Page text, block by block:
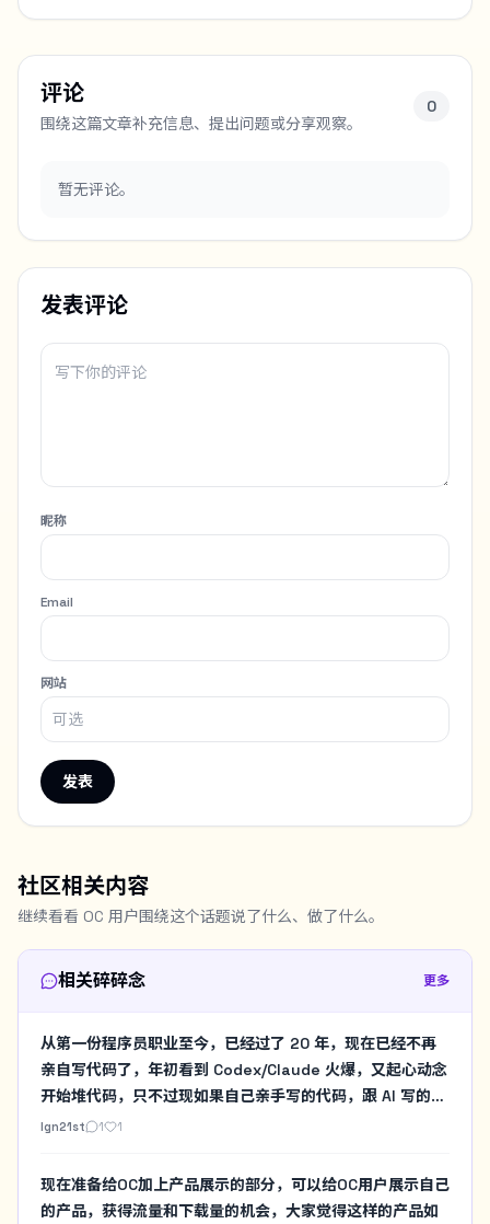
评论
围绕这篇文章补充信息、提出问题或分享观察。
0
暂无评论。
发表评论
昵称
Email
网站
发表
社区相关内容
继续看看 OC 用户围绕这个话题说了什么、做了什么。
相关碎碎念 更多
从第一份程序员职业至今，已经过了 20 年，现在已经不再
亲自写代码了，年初看到 Codex/Claude 火爆，又起心动念
开始堆代码，只不过现如果自己亲手写的代码，跟 AI 写的代
码放在一起，我开始有种耻感涌上来。是到了把关注点挪到
lgn21st 1 1
现在准备给OC加上产品展示的部分，可以给OC用户展示自己
的产品，获得流量和下载量的机会，大家觉得这样的产品如